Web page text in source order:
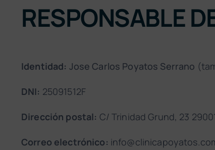
RESPONSABLE
Identidad: Jose Carlos Poyatos Serrano
DNI: 25091512F
Dirección postal: C/ Trinidad Grund, 23
Correo electrónico: